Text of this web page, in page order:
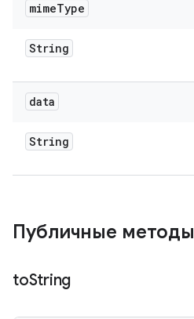
mimeType
String
data
String
Публичные методы
toString